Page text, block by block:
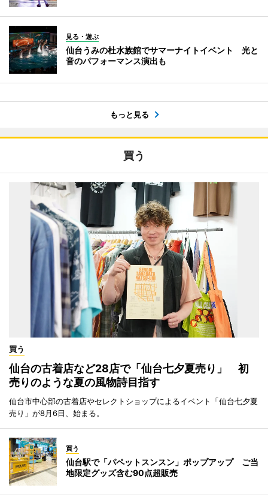
見る・遊ぶ
仙台うみの杜水族館でサマーナイトイベント 光と
音のパフォーマンス演出も
もっと見る
買う
買う
仙台の古着店など28店で「仙台七夕夏売り」 初
売りのような夏の風物詩目指す
仙台市中心部の古着店やセレクトショップによるイベント「仙台七夕夏
売り」が8月6日、始まる。
買う
仙台駅で「パペットスンスン」ポップアップ ご当
地限定グッズ含む90点超販売